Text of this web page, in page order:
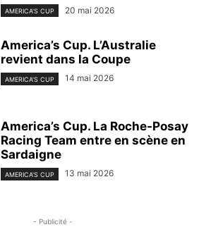
AMERICA'S CUP 20 mai 2026
America’s Cup. L’Australie
revient dans la Coupe
AMERICA'S CUP 14 mai 2026
America’s Cup. La Roche-Posay
Racing Team entre en scène en
Sardaigne
AMERICA'S CUP 13 mai 2026
- Publicité -